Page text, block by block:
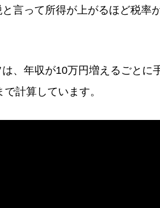
言って所得が上がるほど税率
、年収が10万円増えるごと
で計算しています。